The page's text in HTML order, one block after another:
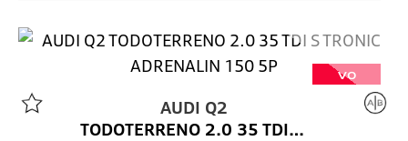
VO
AUDI Q2
TODOTERRENO 2.0 35 TDI S TRONIC ADRENALIN 150 5P